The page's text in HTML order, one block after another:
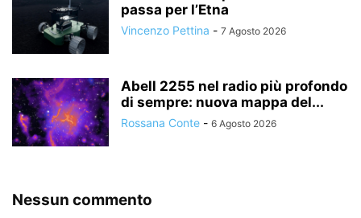
passa per l’Etna
Vincenzo Pettina - 7 Agosto 2026
Abell 2255 nel radio più profondo
di sempre: nuova mappa del...
Rossana Conte - 6 Agosto 2026
Nessun commento